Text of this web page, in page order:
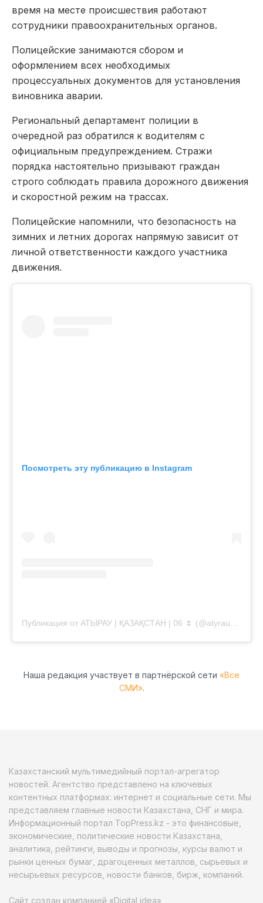
время на месте происшествия работают
сотрудники правоохранительных органов.
Полицейские занимаются сбором и
оформлением всех необходимых
процессуальных документов для установления
виновника аварии.
Региональный департамент полиции в
очередной раз обратился к водителям с
официальным предупреждением. Стражи
порядка настоятельно призывают граждан
строго соблюдать правила дорожного движения
и скоростной режим на трассах.
Полицейские напомнили, что безопасность на
зимних и летних дорогах напрямую зависит от
личной ответственности каждого участника
движения.
Посмотреть эту публикацию в Instagram
Наша редакция участвует в партнёрской сети «Все
СМИ».
Казахстанский мультимедийный портал-агрегатор
новостей. Агентство представлено на ключевых
контентных платформах: интернет и социальные сети. Мы
представляем главные новости Казахстана, СНГ и мира.
Информационный портал TopPress.kz - это финансовые,
экономические, политические новости Казахстана,
аналитика, рейтинги, выводы и прогнозы, курсы валют и
рынки ценных бумаг, драгоценных металлов, сырьевых и
несырьевых ресурсов, новости банков, бирж, компаний.
Сайт создан компанией «Digital idea»